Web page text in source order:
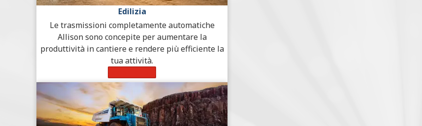
Edilizia
Le trasmissioni completamente automatiche
Allison sono concepite per aumentare la
produttività in cantiere e rendere più efficiente la
tua attività.